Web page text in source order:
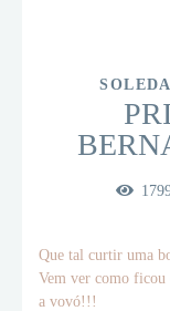
Que tal curtir uma
Vem ver como ficou
a vovó!!!